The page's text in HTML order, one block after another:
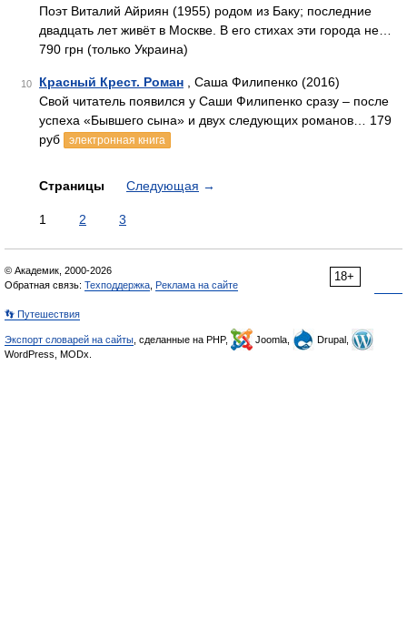
Поэт Виталий Айриян (1955) родом из Баку; последние
двадцать лет живёт в Москве. В его стихах эти города не…
790 грн (только Украина)
10 Красный Крест. Роман , Саша Филипенко (2016)
Свой читатель появился у Саши Филипенко сразу – после
успеха «Бывшего сына» и двух следующих романов… 179
руб
электронная книга
Страницы Следующая →
1 2 3
18+
© Академик, 2000-2026
Обратная связь: Техподдержка Реклама на сайте
👣 Путешествия
Экспорт словарей на сайты , сделанные на PHP, Joomla,
Drupal,
WordPress, MODx.